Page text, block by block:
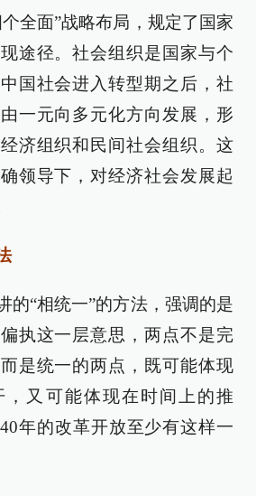
全面”战略布局，规定了国家
途径。社会组织是国家与个
国社会进入转型期之后，社
一元向多元化方向发展，形
济组织和民间社会组织。这
领导下，对经济社会发展起
的“相统一”的方法，强调的是
执这一层意思，两点不是完
是统一的两点，既可能体现
，又可能体现在时间上的推
年的改革开放至少有这样一